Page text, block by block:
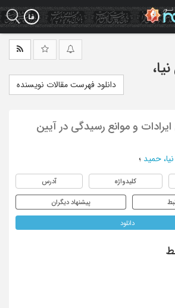
دانلود فهرست مقالات نویسنده
و موانع رسیدگی در آیین
حمید ؛
کلیدواژه آدرس
پیشنهاد دیگران
دانلود